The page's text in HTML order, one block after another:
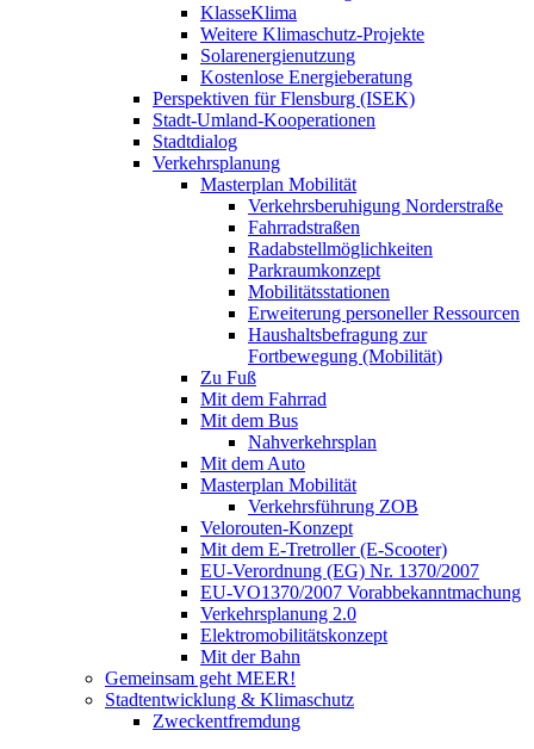
KlasseKlima
Weitere Klimaschutz-Projekte
Solarenergienutzung
Kostenlose Energieberatung
Perspektiven für Flensburg (ISEK)
Stadt-Umland-Kooperationen
Stadtdialog
Verkehrsplanung
Masterplan Mobilität
Verkehrsberuhigung Norderstraße
Fahrradstraßen
Radabstellmöglichkeiten
Parkraumkonzept
Mobilitätsstationen
Erweiterung personeller Ressourcen
Haushaltsbefragung zur
Fortbewegung (Mobilität)
Zu Fuß
Mit dem Fahrrad
Mit dem Bus
Nahverkehrsplan
Mit dem Auto
Masterplan Mobilität
Verkehrsführung ZOB
Velorouten-Konzept
Mit dem E-Tretroller (E-Scooter)
EU-Verordnung (EG) Nr. 1370/2007
EU-VO1370/2007 Vorabbekanntmachung
Verkehrsplanung 2.0
Elektromobilitätskonzept
Mit der Bahn
Gemeinsam geht MEER!
Stadtentwicklung & Klimaschutz
Zweckentfremdung